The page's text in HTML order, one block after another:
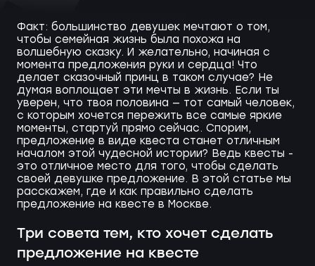
Факт: большинство девушек мечтают о том,
чтобы семейная жизнь была похожа на
волшебную сказку. И желательно, начиная с
момента предложения руки и сердца! Что
делает сказочный принц в таком случае? Не
думая воплощает эти мечты в жизнь. Если ты
уверен, что твоя половина — тот самый человек,
с которым хочется пережить все самые яркие
моменты, стартуй прямо сейчас. Спорим,
предложение в виде квеста станет отличным
началом этой чудесной истории? Ведь квесты -
это отличное место для того, чтобы сделать
своей девушке предложение. В этой статье мы
расскажем, где и как правильно сделать
предложение на квесте в Москве.
Три совета тем, кто хочет сделать
предложение на квесте